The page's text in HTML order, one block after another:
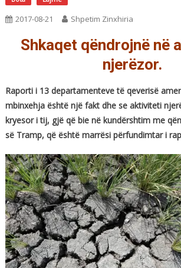
2017-08-21 Shpetim Zinxhiria
Shkaqet qëndrojnë në
njerëzor.
Raporti i 13 departamenteve të qeverisë
mbinxehja është një fakt dhe se aktiviteti
kryesor i tij, gjë që bie në kundërshtim me
së Tramp, që është marrësi përfundimtar i